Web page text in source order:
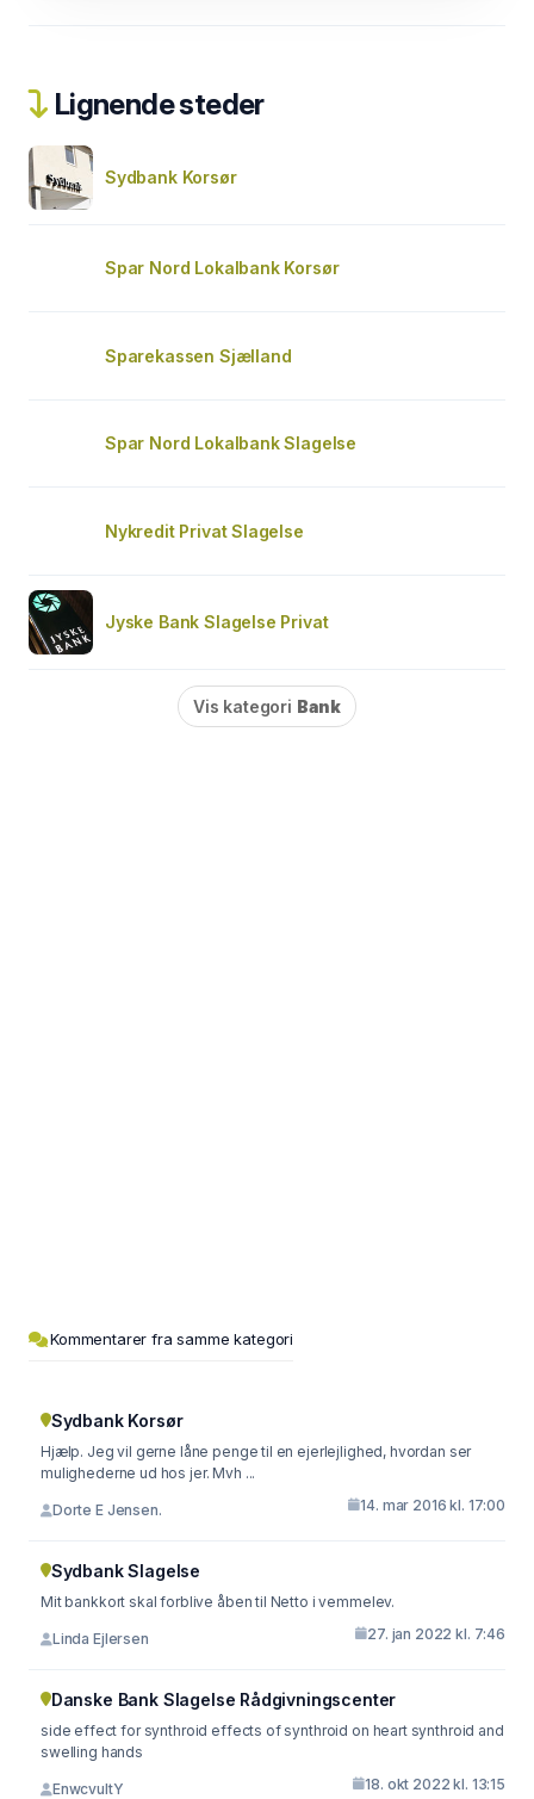
Lignende steder
Sydbank Korsør
Spar Nord Lokalbank Korsør
Sparekassen Sjælland
Spar Nord Lokalbank Slagelse
Nykredit Privat Slagelse
Jyske Bank Slagelse Privat
Vis kategori Bank
Kommentarer fra samme kategori
Sydbank Korsør
Hjælp. Jeg vil gerne låne penge til en ejerlejlighed, hvordan ser
mulighederne ud hos jer. Mvh ...
Dorte E Jensen. 14. mar 2016 kl. 17:00
Sydbank Slagelse
Mit bankkort skal forblive åben til Netto i vemmelev.
Linda Ejlersen 27. jan 2022 kl. 7:46
Danske Bank Slagelse Rådgivningscenter
side effect for synthroid effects of synthroid on heart synthroid and
swelling hands
EnwcvultY 18. okt 2022 kl. 13:15